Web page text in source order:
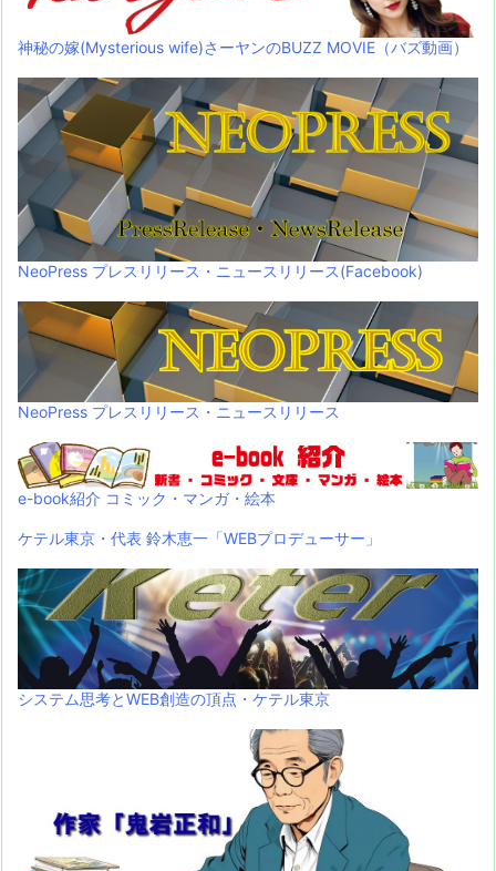
神秘の嫁(Mysterious wife)さーヤンのBUZZ MOVIE（バズ動画）
NeoPress プレスリリース・ニュースリリース(Facebook)
NeoPress プレスリリース・ニュースリリース
e-book紹介 コミック・マンガ・絵本
ケテル東京・代表 鈴木恵一「WEBプロデューサー」
システム思考とWEB創造の頂点・ケテル東京